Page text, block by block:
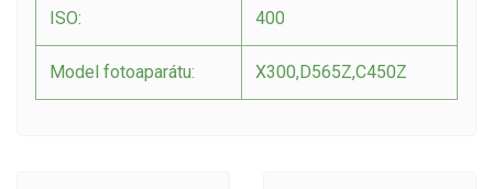
ISO: 400
Model fotoaparátu: X300,D565Z,C450Z